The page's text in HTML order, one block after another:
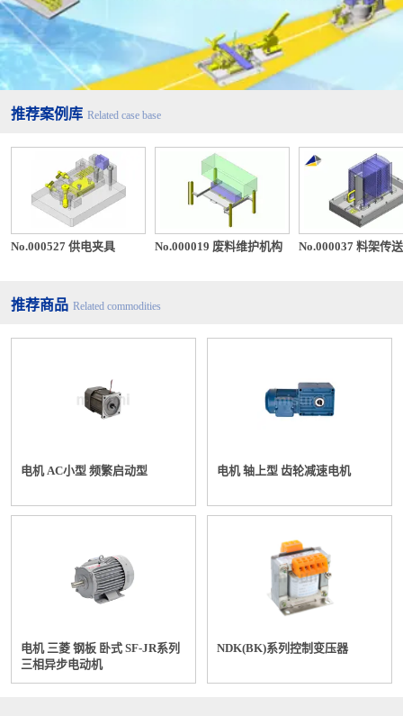
推荐案例库 Related case base
No.000527 供电夹具 No.000019 废料维护机构 No.000037 料架传
推荐商品 Related commodities
电机 AC小型 频繁启动型 电机 轴上型 齿轮减速电机
电机 三菱 钢板 卧式 SF-JR系列
三相异步电动机
NDK(BK)系列控制变压器